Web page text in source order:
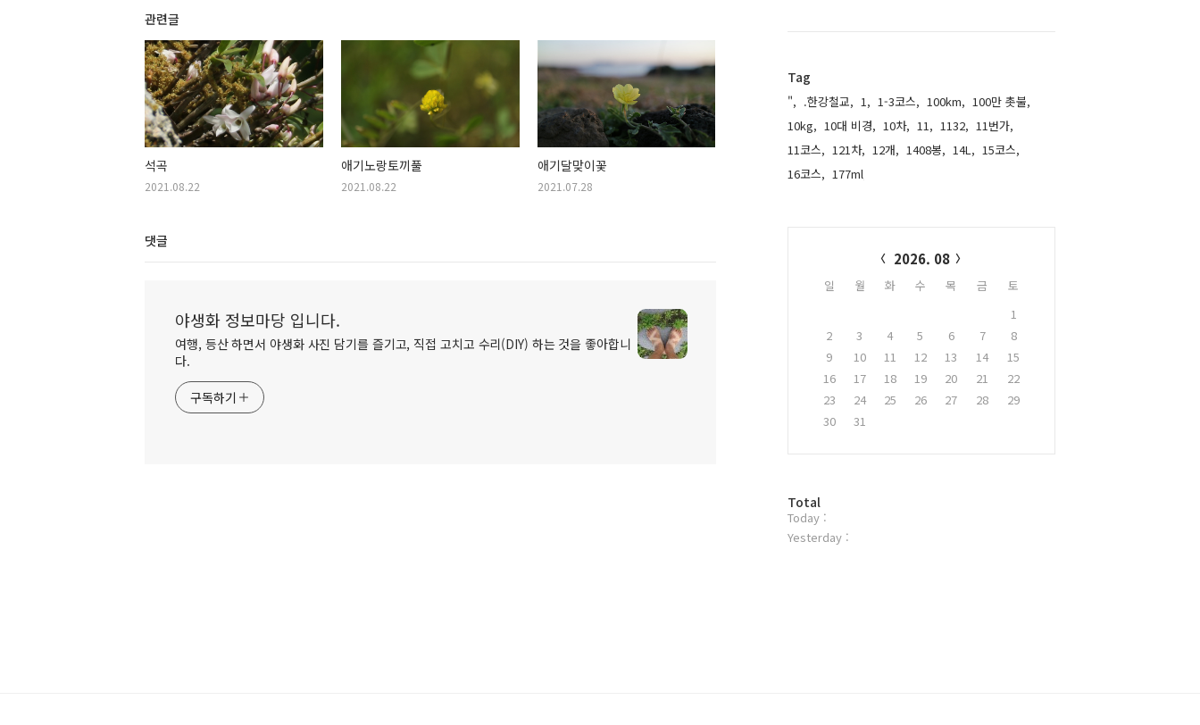
관련글
석곡
2021.08.22
애기노랑토끼풀
2021.08.22
애기달맞이꽃
2021.07.28
댓글
야생화 정보마당 입니다.
여행, 등산 하면서 야생화 사진 담기를 즐기고, 직접 고치고 수리(DIY) 하는 것을 좋아합니
다.
구독하기
Tag
", .한강철교, 1, 1-3코스, 100km, 100만 촛불,
10kg, 10대 비경, 10차, 11, 1132, 11번가,
11코스, 121차, 12개, 1408봉, 14L, 15코스,
16코스, 177ml,
2026. 08
일 월 화 수 목 금
토
1
2
3 4 5 6 7
8
9
10 11 12 13 14
15
16
17 18 19 20 21
22
23
24 25 26 27 28
29
30
31
방
문
자
Total
Today :
Yesterday :